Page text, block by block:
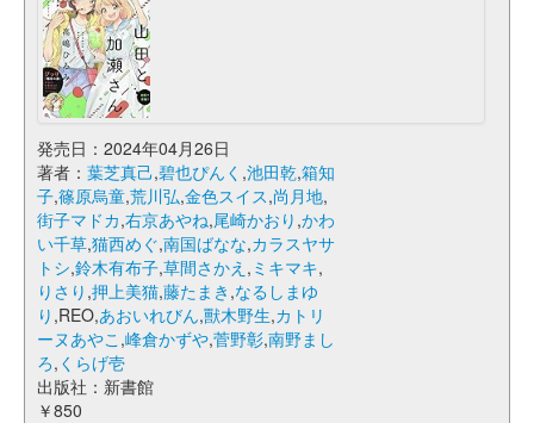
発売日：2024年04月26日
著者： 葉芝真己,碧也ぴんく ,池田乾,箱知
子,篠原烏童,荒川弘,金色スイス,尚月地,
街子マドカ,右京あやね,尾崎かおり ,かわ
い千草,猫西めぐ,南国ばなな,カラスヤサ
トシ,鈴木有布子,草間さかえ , ミキマキ,
りさり ,押上美猫,藤たまき ,なるしまゆ
り ,REO,あおいれびん,獸木野生,カトリ
ーヌあやこ ,峰倉かずや,菅野彰,南野まし
ろ, くらげ壱
出版社：新書館
￥850